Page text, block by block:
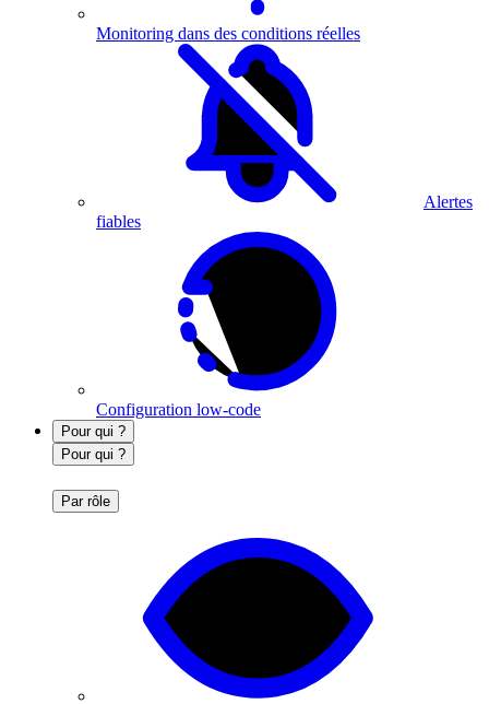
Monitoring dans des conditions réelles
Alertes
fiables
Configuration low-code
Pour qui ?
Pour qui ?
Par rôle